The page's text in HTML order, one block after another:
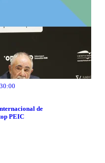
de
PEIC